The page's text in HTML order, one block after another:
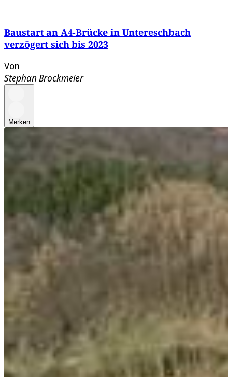
Baustart an A4-Brücke in Untereschbach
verzögert sich bis 2023
Von
Stephan Brockmeier
Merken